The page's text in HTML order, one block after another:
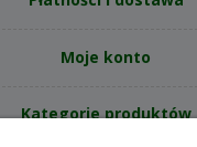
Moje konto
Kategorie produktów